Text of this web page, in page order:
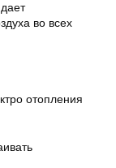
во всех
отопления